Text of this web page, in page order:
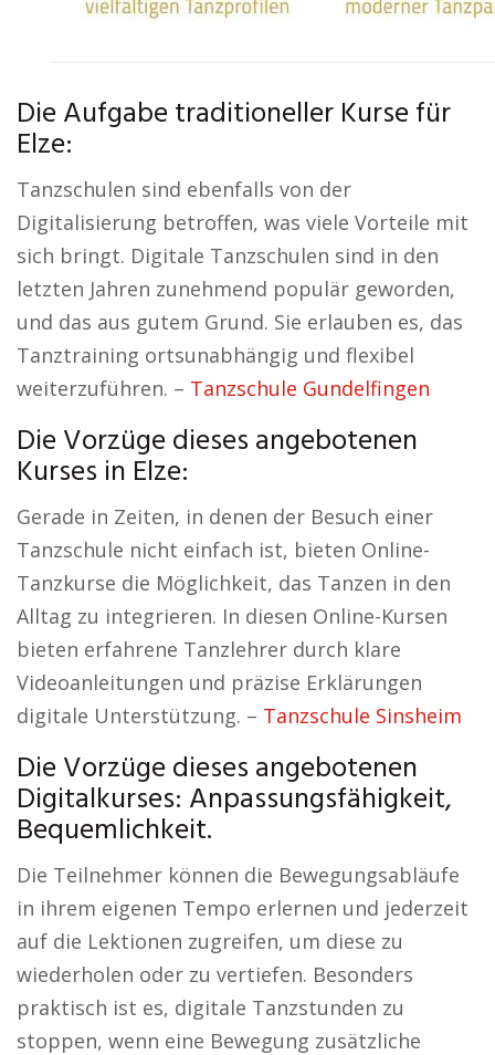
Die Aufgabe traditioneller Kurse für
Elze:
Tanzschulen sind ebenfalls von der
Digitalisierung betroffen, was viele Vorteile mit
sich bringt. Digitale Tanzschulen sind in den
letzten Jahren zunehmend populär geworden,
und das aus gutem Grund. Sie erlauben es, das
Tanztraining ortsunabhängig und flexibel
weiterzuführen. – Tanzschule Gundelfingen
Die Vorzüge dieses angebotenen
Kurses in Elze:
Gerade in Zeiten, in denen der Besuch einer
Tanzschule nicht einfach ist, bieten Online-
Tanzkurse die Möglichkeit, das Tanzen in den
Alltag zu integrieren. In diesen Online-Kursen
bieten erfahrene Tanzlehrer durch klare
Videoanleitungen und präzise Erklärungen
digitale Unterstützung. – Tanzschule Sinsheim
Die Vorzüge dieses angebotenen
Digitalkurses: Anpassungsfähigkeit,
Bequemlichkeit.
Die Teilnehmer können die Bewegungsabläufe
in ihrem eigenen Tempo erlernen und jederzeit
auf die Lektionen zugreifen, um diese zu
wiederholen oder zu vertiefen. Besonders
praktisch ist es, digitale Tanzstunden zu
stoppen, wenn eine Bewegung zusätzliche